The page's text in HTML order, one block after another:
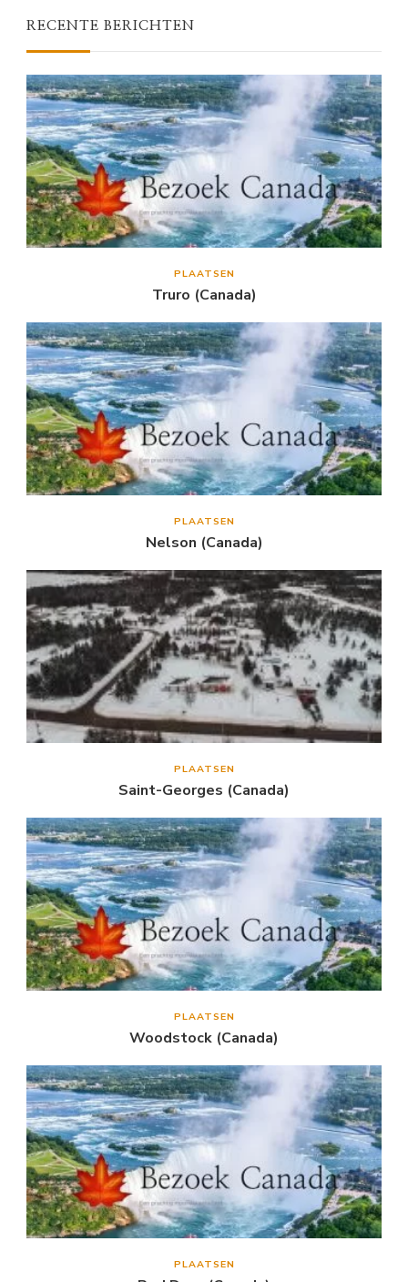
RECENTE BERICHTEN
PLAATSEN
Truro (Canada)
PLAATSEN
Nelson (Canada)
PLAATSEN
Saint-Georges (Canada)
PLAATSEN
Woodstock (Canada)
PLAATSEN